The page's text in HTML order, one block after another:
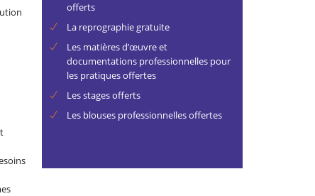
offerts
La reprographie gratuite
Les matières d’œuvre et
documentations professionnelles pour
les pratiques offertes
Les stages offerts
Les blouses professionnelles offertes